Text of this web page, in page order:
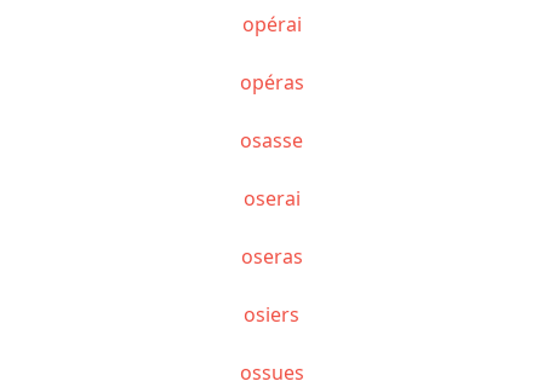
opérai
opéras
osasse
oserai
oseras
osiers
ossues